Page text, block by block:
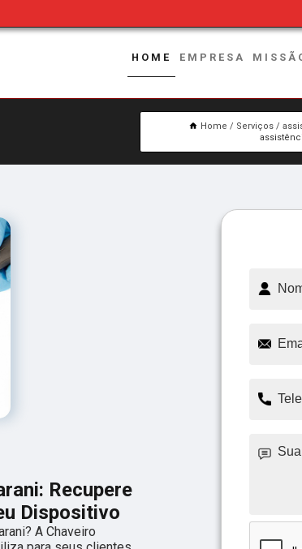
HOME EMPRESA
Home Serviços
Recupere
Dispositivo
A Chaveiro